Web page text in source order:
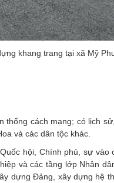
khang trang tại xã Mỹ
cách mạng; có lịch
và các dân tộc khác.
hội, Chính phủ, sự vào
và các tầng lớp Nhân
dựng Đảng, xây dựng hệ